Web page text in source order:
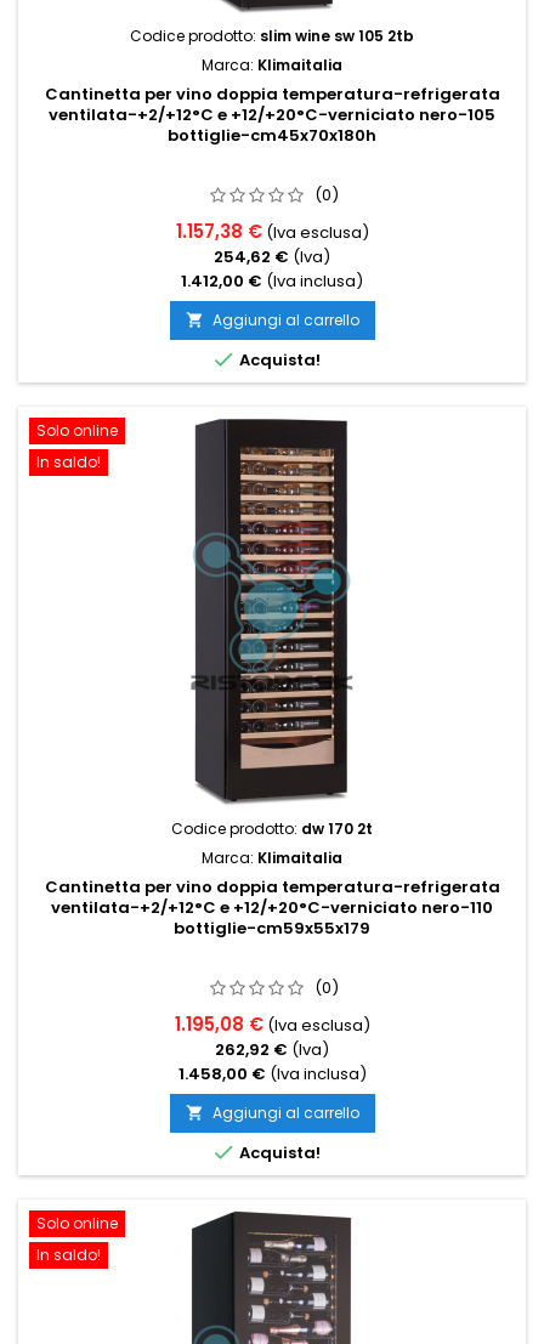
Codice prodotto: slim wine sw 105 2tb
Marca: Klimaitalia
Cantinetta per vino doppia temperatura-refrigerata
ventilata-+2/+12°C e +12/+20°C-verniciato nero-105
bottiglie-cm45x70x180h
(0)
1.157,38 € (Iva esclusa)
254,62 € (Iva)
1.412,00 € (Iva inclusa)
 Aggiungi al carrello
 Acquista!
Solo online
In saldo!
Codice prodotto: dw 170 2t
Marca: Klimaitalia
Cantinetta per vino doppia temperatura-refrigerata
ventilata-+2/+12°C e +12/+20°C-verniciato nero-110
bottiglie-cm59x55x179
(0)
1.195,08 € (Iva esclusa)
262,92 € (Iva)
1.458,00 € (Iva inclusa)
 Aggiungi al carrello
 Acquista!
Solo online
In saldo!